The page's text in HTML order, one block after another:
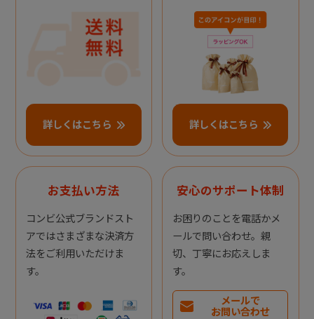
詳しくはこちら 詳しくはこちら
お支払い方法
コンビ公式ブランドスト
アではさまざまな決済方
法をご利用いただけま
す。
安心のサポート体制
お困りのことを電話かメ
ールで問い合わせ。親
切、丁寧にお応えしま
す。
メールで
お問い合わせ